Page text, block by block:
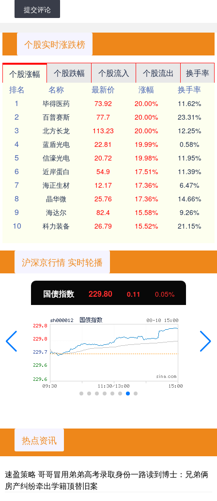
提交评论
个股实时涨跌榜
个股涨幅 个股跌幅 个股流入 个股流出
换手率
排名
名称 最新价 涨幅
换手率
1
毕得医药 73.92 20.00% 11.62%
2 百普赛斯 77.7 20.00% 23.31%
3 北方长龙 113.23 20.00% 12.25%
4 蓝盾光电 22.81 19.99% 0.58%
5 信濠光电 20.72 19.98% 11.95%
6 近岸蛋白 54.9 17.51% 11.39%
7 海正生材 12.17 17.36% 6.47%
8 晶华微 25.76 17.36% 14.66%
9 海达尔 82.4 15.58% 9.26%
10 科力装备 26.79 15.52% 21.15%
沪深京行情 实时轮播
国债指数 229.80 0.11 0.05%
热点资讯
速盈策略 哥哥冒用弟弟高考录取身份一路读到博士：兄弟俩
房产纠纷牵出学籍顶替旧案